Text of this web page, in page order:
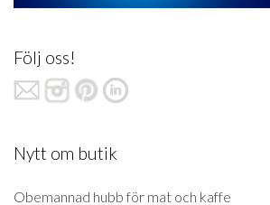
Följ oss!
Nytt om butik
Obemannad hubb för mat och kaffe